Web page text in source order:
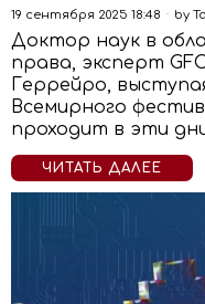
19 сентября 2025 18:48 by
Доктор наук в
права, эксперт
Геррейро,
Всемирного
проходит в эти
ЧИТАТЬ ДАЛЕЕ